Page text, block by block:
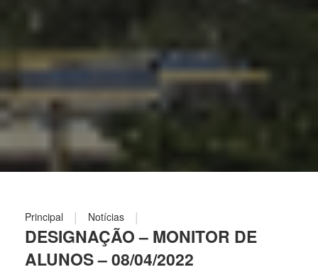
Principal | Notícias |
DESIGNAÇÃO – MONITOR DE
ALUNOS – 08/04/2022